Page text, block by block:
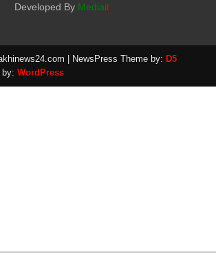
Developed By Mediait
| NewsPress Theme by: D5
by: WordPress